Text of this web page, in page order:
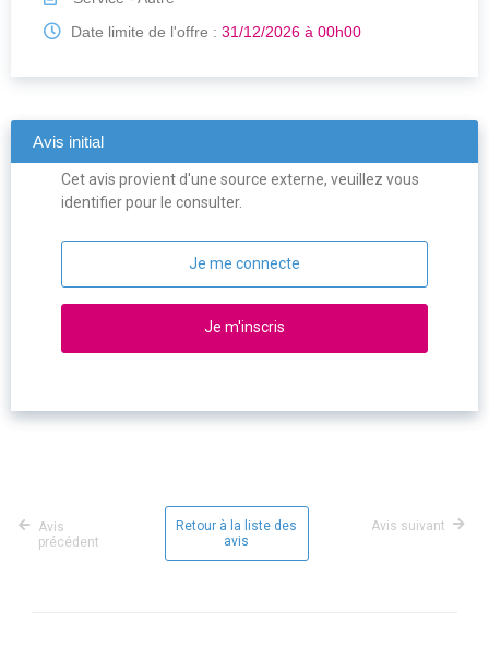
Date limite de l'offre : 31/12/2026 à 00h00
Avis initial
Cet avis provient d'une source externe, veuillez vous
identifier pour le consulter.
Je me connecte
Je m'inscris
Avis
précédent
Retour à la liste des
avis
Avis suivant